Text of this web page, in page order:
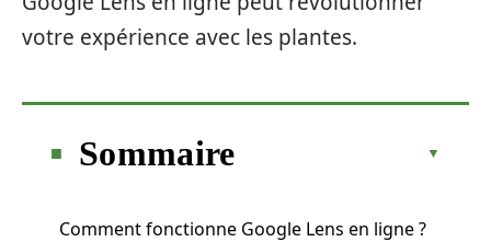
votre expérience avec les plantes.
Sommaire
Comment fonctionne Google Lens en ligne ?